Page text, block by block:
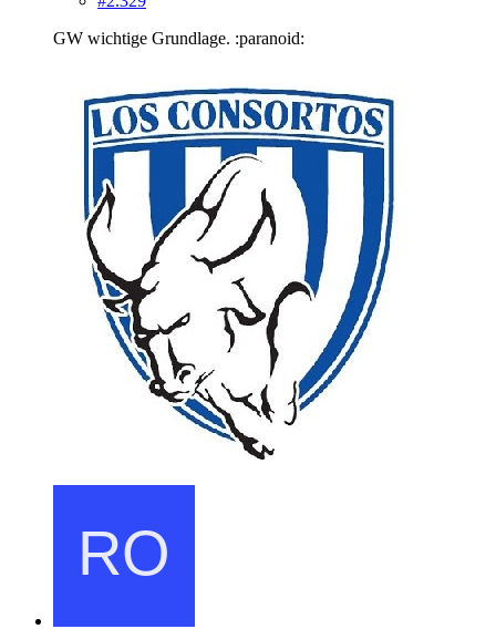
GW wichtige Grundlage. :paranoid: